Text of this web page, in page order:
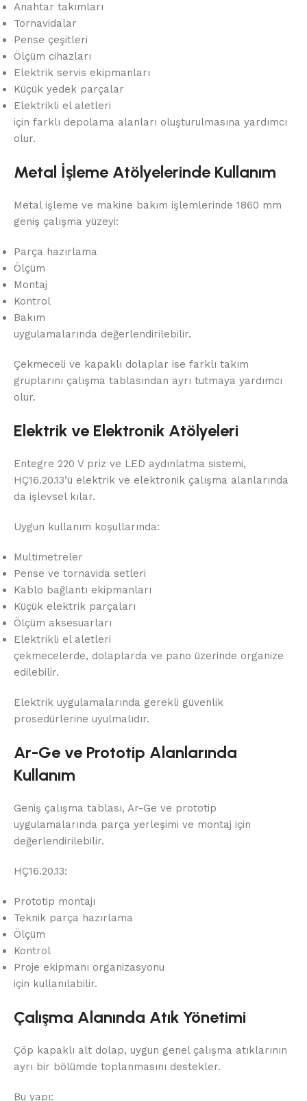
Anahtar takımları
Tornavidalar
Pense çeşitleri
Ölçüm cihazları
Elektrik servis ekipmanları
Küçük yedek parçalar
Elektrikli el aletleri
için farklı depolama alanları oluşturulmasına yardımcı
olur.
Metal İşleme Atölyelerinde Kullanım
Metal işleme ve makine bakım işlemlerinde 1860 mm
geniş çalışma yüzeyi:
Parça hazırlama
Ölçüm
Montaj
Kontrol
Bakım
uygulamalarında değerlendirilebilir.
Çekmeceli ve kapaklı dolaplar ise farklı takım
gruplarını çalışma tablasından ayrı tutmaya yardımcı
olur.
Elektrik ve Elektronik Atölyeleri
Entegre 220 V priz ve LED aydınlatma sistemi,
HÇ16.20.13’ü elektrik ve elektronik çalışma alanlarında
da işlevsel kılar.
Uygun kullanım koşullarında:
Multimetreler
Pense ve tornavida setleri
Kablo bağlantı ekipmanları
Küçük elektrik parçaları
Ölçüm aksesuarları
Elektrikli el aletleri
çekmecelerde, dolaplarda ve pano üzerinde organize
edilebilir.
Elektrik uygulamalarında gerekli güvenlik
prosedürlerine uyulmalıdır.
Ar-Ge ve Prototip Alanlarında
Kullanım
Geniş çalışma tablası, Ar-Ge ve prototip
uygulamalarında parça yerleşimi ve montaj için
değerlendirilebilir.
HÇ16.20.13:
Prototip montajı
Teknik parça hazırlama
Ölçüm
Kontrol
Proje ekipmanı organizasyonu
için kullanılabilir.
Çalışma Alanında Atık Yönetimi
Çöp kapaklı alt dolap, uygun genel çalışma atıklarının
ayrı bir bölümde toplanmasını destekler.
Bu yapı: